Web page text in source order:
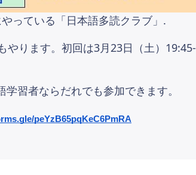
っている「日本語多読クラブ」.
やります。初回は3月23日（土）19:45-
習者ならだれでも参加できます。
peYzB65pqKeC6PmRA